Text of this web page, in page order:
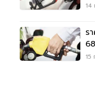
14
ร
ล่
15